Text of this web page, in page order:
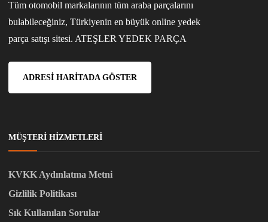
Tüm otomobil markalarının tüm araba parçalarını
bulabileceğiniz, Türkiyenin en büyük online yedek
parça satışı sitesi. ATEŞLER YEDEK PARÇA
ADRESI HARITADA GÖSTER
MÜŞTERI HIZMETLERI
KVKK Aydınlatma Metni
Gizlilik Politikası
Sık Kullanılan Sorular